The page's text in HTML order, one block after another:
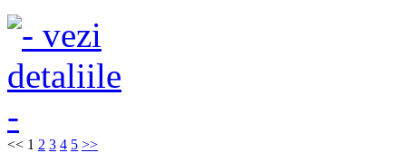
<< 1 2 3 4 5 >>